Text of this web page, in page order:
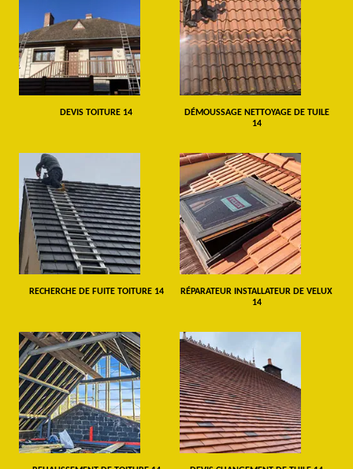
DEVIS TOITURE 14
DÉMOUSSAGE NETTOYAGE DE TUILE
14
RECHERCHE DE FUITE TOITURE 14
RÉPARATEUR INSTALLATEUR DE VELUX
14